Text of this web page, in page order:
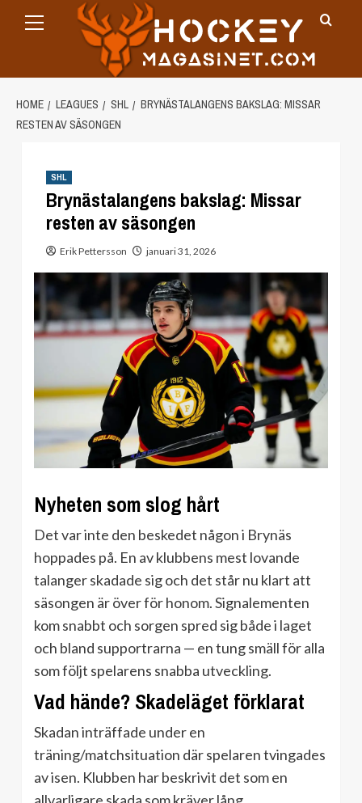
Menu
HOME LEAGUES SHL
BRYNÄSTALANGENS BAKSLAG: MISSAR
RESTEN AV SÄSONGEN
SHL
Brynästalangens bakslag: Missar
resten av säsongen
Erik Pettersson januari 31, 2026
Nyheten som slog hårt
Det var inte den beskedet någon i Brynäs
hoppades på. En av klubbens mest lovande
talanger skadade sig och det står nu klart att
säsongen är över för honom. Signalementen
kom snabbt och sorgen spred sig både i laget
och bland supportrarna — en tung smäll för alla
som följt spelarens snabba utveckling.
Vad hände? Skadeläget förklarat
Skadan inträffade under en
träning/matchsituation där spelaren tvingades
av isen. Klubben har beskrivit det som en